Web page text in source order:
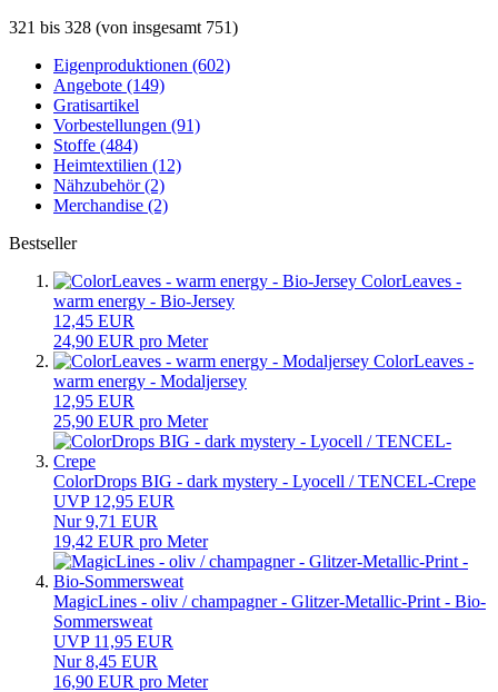
321 bis 328 (von insgesamt 751)
Eigenproduktionen (602)
Angebote (149)
Gratisartikel
Vorbestellungen (91)
Stoffe (484)
Heimtextilien (12)
Nähzubehör (2)
Merchandise (2)
Bestseller
ColorLeaves -
warm energy - Bio-Jersey
12,45 EUR
24,90 EUR pro Meter
ColorLeaves -
warm energy - Modaljersey
12,95 EUR
25,90 EUR pro Meter
ColorDrops BIG - dark mystery - Lyocell / TENCEL-Crepe
UVP 12,95 EUR
Nur 9,71 EUR
19,42 EUR pro Meter
MagicLines - oliv / champagner - Glitzer-Metallic-Print - Bio-
Sommersweat
UVP 11,95 EUR
Nur 8,45 EUR
16,90 EUR pro Meter